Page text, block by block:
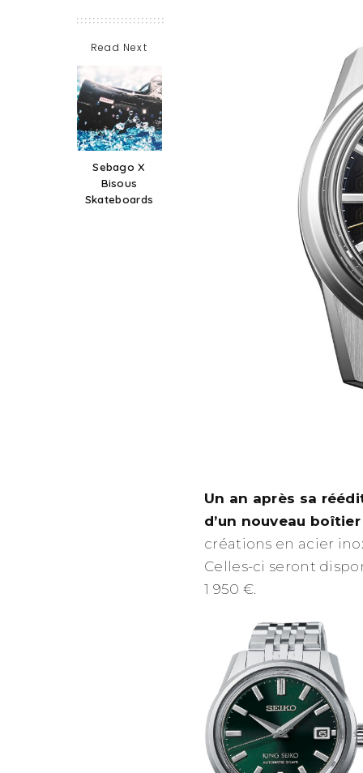
Read Next
Sebago X
Bisous
Skateboards
Un an après sa
d’un nouveau
créations en acier
Celles-ci seront
1 950 €.